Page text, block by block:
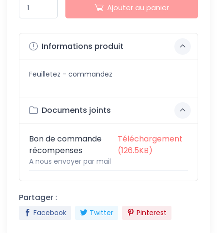
Ajouter au panier
Informations produit
Feuilletez - commandez
Documents joints
Bon de commande
récompenses
A nous envoyer par mail
Téléchargement
(126.5KB)
Partager :
Facebook Twitter Pinterest